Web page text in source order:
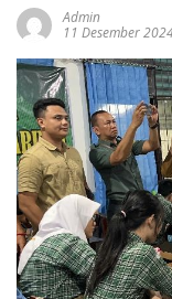
Admin
11 Desember